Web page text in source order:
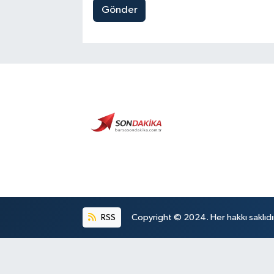
Gönder
RSS Copyright © 2024. Her hakkı